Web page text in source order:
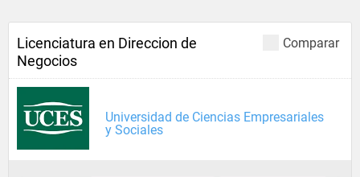
Comparar
Licenciatura en Direccion de
Negocios
Universidad de Ciencias Empresariales
y Sociales